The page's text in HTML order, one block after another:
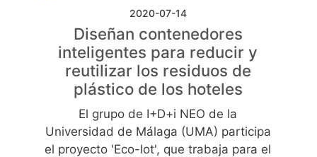
2020-07-14
Diseñan contenedores
inteligentes para reducir y
reutilizar los residuos de
plástico de los hoteles
El grupo de I+D+i NEO de la
Universidad de Málaga (UMA) participa
el proyecto 'Eco-Iot', que trabaja para el